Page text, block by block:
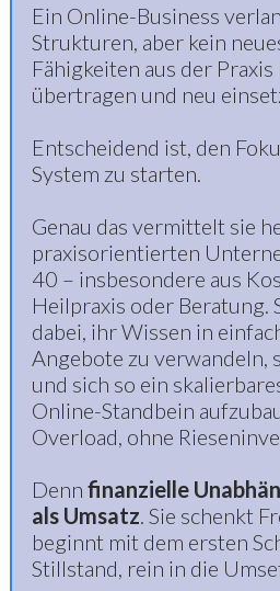
Ein Online-Business
Strukturen, aber kein
Fähigkeiten aus der Praxis
übertragen und neu
Entscheidend ist, den
System zu starten.
Genau das vermittelt sie
praxisorientierten
40 – insbesondere aus
Heilpraxis oder Beratung.
dabei, ihr Wissen in
Angebote zu verwandeln,
und sich so ein
Online-Standbein
Overload, ohne
Denn finanzielle
als Umsatz . Sie schenkt
beginnt mit dem ersten
Stillstand, rein in die